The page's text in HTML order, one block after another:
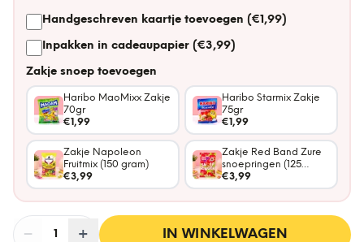
Handgeschreven kaartje toevoegen (€1,99)
Inpakken in cadeaupapier (€3,99)
Zakje snoep toevoegen
Haribo MaoMixx Zakje
70gr
€1,99
Haribo Starmix Zakje
75gr
€1,99
Zakje Napoleon
Fruitmix (150 gram)
€3,99
Zakje Red Band Zure
snoepringen (125
gram)
€3,99
− Aantal
1 + IN WINKELWAGEN